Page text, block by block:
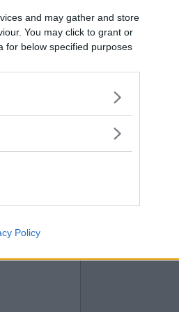
and may gather and store
You may click to grant or
for below specified purposes
Policy